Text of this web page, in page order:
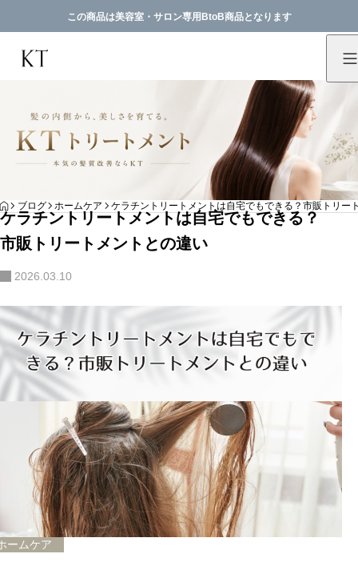
この商品は美容室・サロン専用BtoB商品となります
HOME
ブログ ホームケア ケラチントリートメントは自宅でもできる？市販トリー
ケラチントリートメントは自宅でもできる？
市販トリートメントとの違い
2026.03.10
ームケア